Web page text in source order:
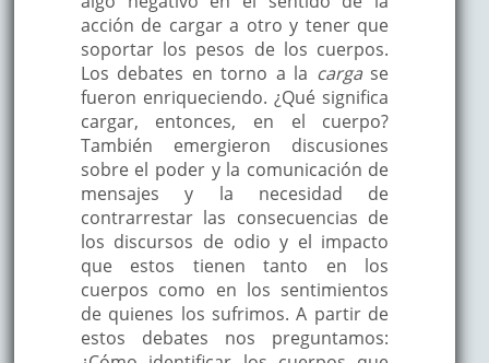
acción de cargar a otro y tener que
soportar los pesos de los cuerpos.
Los debates en torno a la cargase
fueron enriqueciendo. ¿Qué significa
cargar, entonces, en el cuerpo?
También emergieron discusiones
sobre el poder y la comunicación de
mensajes y la necesidad de
contrarrestar las consecuencias de
los discursos de odio y el impacto
que estos tienen tanto en los
cuerpos como en los sentimientos
de quienes los sufrimos. A partir de
estos debates nos preguntamos: